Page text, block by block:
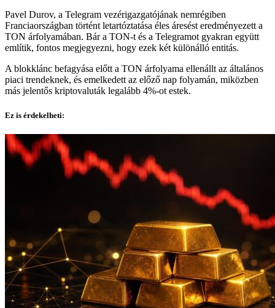
Pavel Durov, a Telegram vezérigazgatójának nemrégiben
Franciaországban történt letartóztatása éles áresést eredményezett a
TON árfolyamában. Bár a TON-t és a Telegramot gyakran együtt
említik, fontos megjegyezni, hogy ezek két különálló entitás.
A blokklánc befagyása előtt a TON árfolyama ellenállt az általános
piaci trendeknek, és emelkedett az előző nap folyamán, miközben
más jelentős kriptovaluták legalább 4%-ot estek.
Ez is érdekelheti: